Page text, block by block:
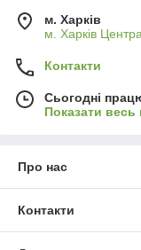
м. Харків
м. Харків
Контакти
Сьогодні
Показати весь
Про нас
Контакти